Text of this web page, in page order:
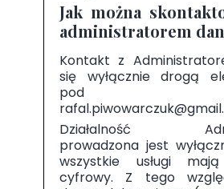
Jak można
administratorem
Kontakt z
się wyłącznie drogą
pod
Działalność
prowadzona jest
wszystkie usługi
cyfrowy. Z tego